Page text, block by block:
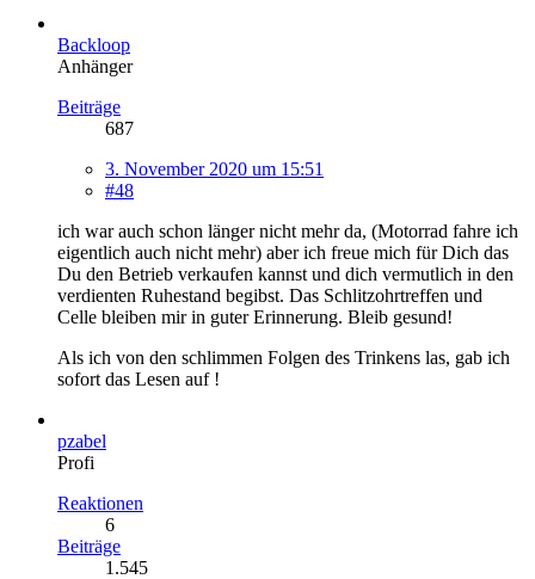
Backloop
Anhänger
Beiträge
687
3. November 2020 um 15:51
#48
ich war auch schon länger nicht mehr da, (Motorrad fahre ich
eigentlich auch nicht mehr) aber ich freue mich für Dich das
Du den Betrieb verkaufen kannst und dich vermutlich in den
verdienten Ruhestand begibst. Das Schlitzohrtreffen und
Celle bleiben mir in guter Erinnerung. Bleib gesund!
Als ich von den schlimmen Folgen des Trinkens las, gab ich
sofort das Lesen auf !
pzabel
Profi
Reaktionen
6
Beiträge
1.545